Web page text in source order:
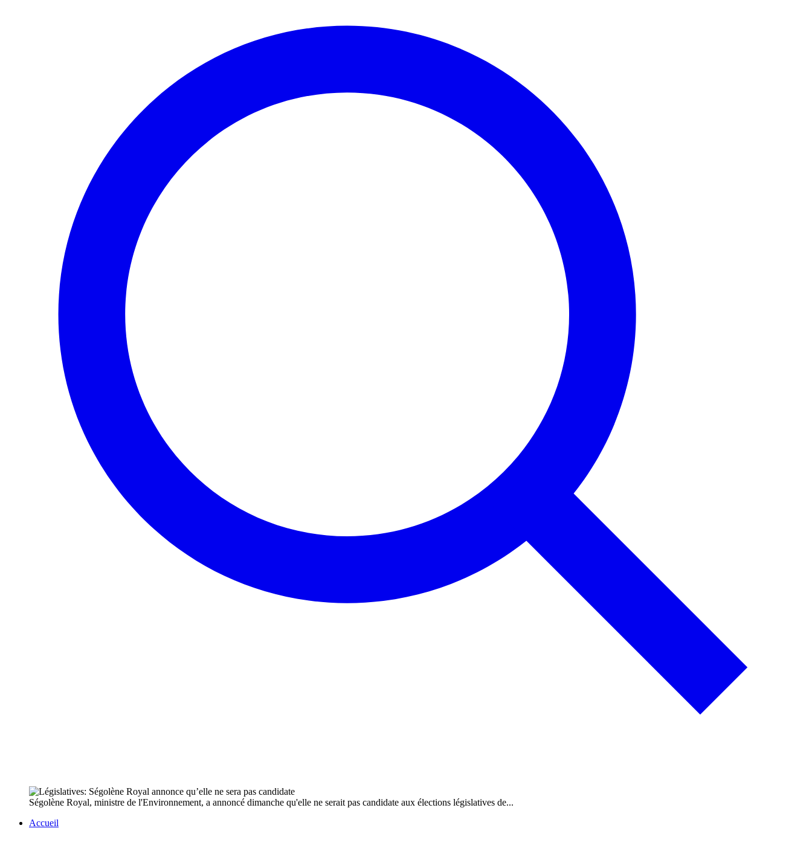
Ségolène Royal, ministre de l'Environnement, a annoncé dimanche qu'elle ne serait pas candidate aux élections législatives de...
Accueil